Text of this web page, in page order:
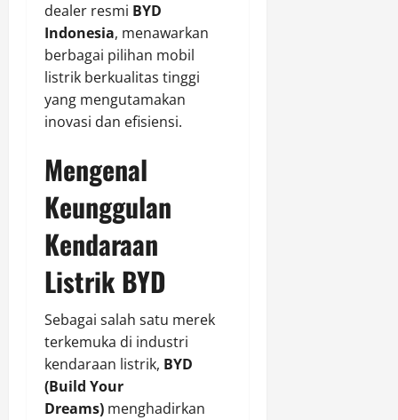
dealer resmi BYD
Indonesia, menawarkan
berbagai pilihan mobil
listrik berkualitas tinggi
yang mengutamakan
inovasi dan efisiensi.
Mengenal
Keunggulan
Kendaraan
Listrik BYD
Sebagai salah satu merek
terkemuka di industri
kendaraan listrik, BYD
(Build Your
Dreams) menghadirkan